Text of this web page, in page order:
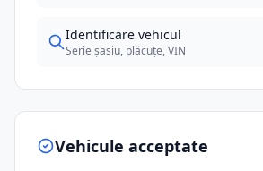
Identificare vehicul
Serie șasiu, plăcuțe, VIN
Vehicule acceptate